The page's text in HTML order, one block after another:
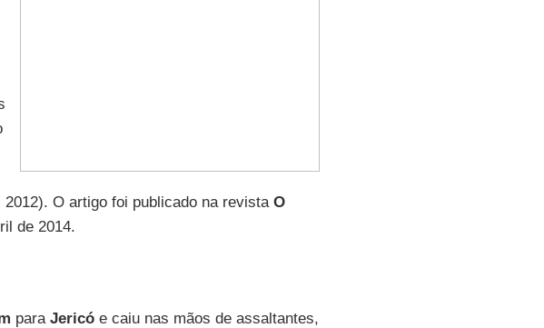
2012). O artigo foi publicado na revista O
de 2014.
para Jericóe caiu nas mãos de assaltantes,